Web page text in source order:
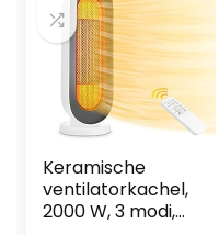
Keramische
ventilatorkachel,
2000 W, 3 modi,